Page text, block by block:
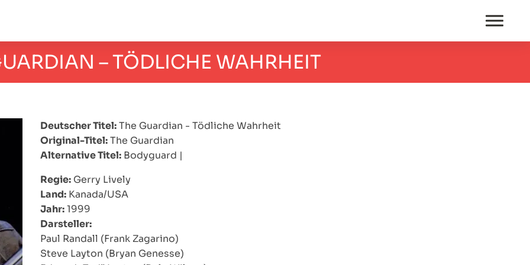
– TÖDLICHE WAHRHEIT
Deutscher Titel:The Guardian - Tödliche Wahrheit
Original-Titel:The Guardian
Alternative Titel: Bodyguard |
Regie: Gerry Lively
Land: Kanada/USA
Jahr:1999
Darsteller:
Paul Randall (Frank Zagarino)
Steve Layton (Bryan Genesse)